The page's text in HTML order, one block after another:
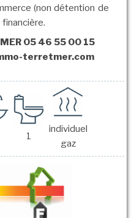
(non détention de
05 46 55 00 15
terretmer.com
1
individuel
gaz